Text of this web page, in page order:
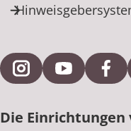
ExterneExterne
Die Einrichtungen